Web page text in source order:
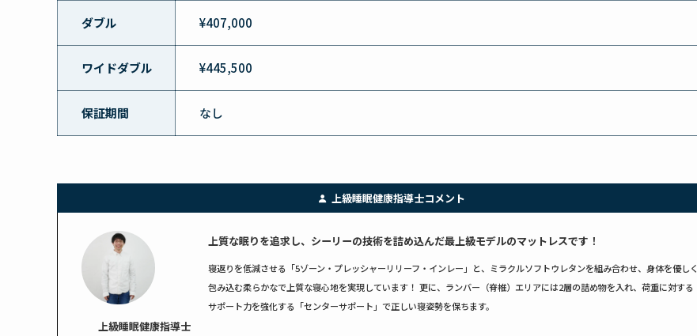
ダブル ¥407,000
ワイドダブル ¥445,500
保証期間 なし
上級睡眠健康指導士コメント
上級睡眠健康指導士
上質な眠りを追求し、シーリーの技術を詰め込んだ最上級モデルのマットレスです！
寝返りを低減させる「5ゾーン・プレッシャーリリーフ・インレー」と、ミラクルソフトウレタンを組み合わせ、身体を優しく
包み込む柔らかなで上質な寝心地を実現しています！ 更に、ランバー（脊椎）エリアには2層の詰め物を入れ、荷重に対する
サポート力を強化する「センターサポート」で正しい寝姿勢を保ちます。